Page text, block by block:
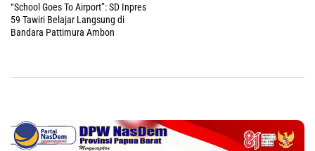
“School Goes To Airport”: SD Inpres
59 Tawiri Belajar Langsung di
Bandara Pattimura Ambon